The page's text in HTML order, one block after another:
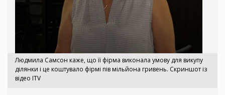
Людмила Самсон каже, що її фірма виконала умову для викупу
ділянки і це коштувало фірмі пів мільйона гривень. Скриншот із
відео ITV